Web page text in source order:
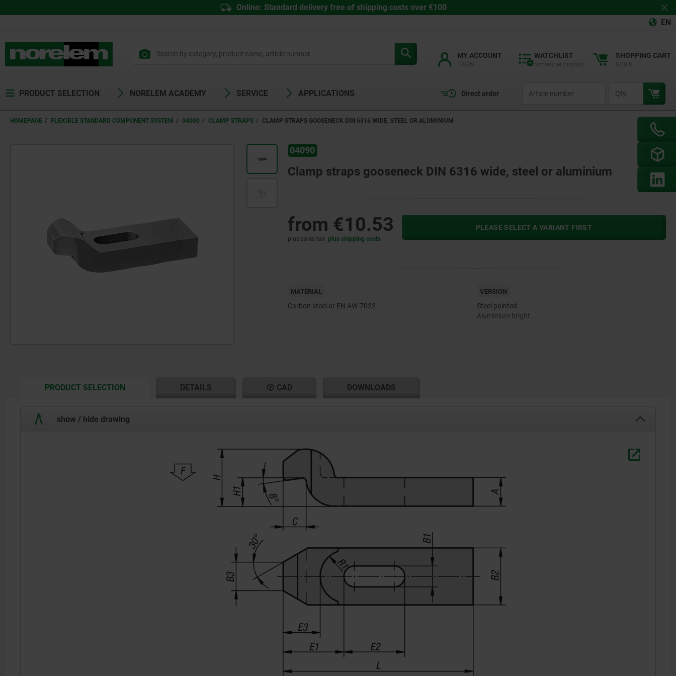
Online: Standard delivery free of shipping costs over €100
EN
MY ACCOUNT WATCHLIST SHOPPING CART
PRODUCT SELECTION NORELEM ACADEMY SERVICE APPLICATIONS Direct order
HOMEPAGE FLEXIBLE STANDARD COMPONENT SYSTEM 04000 CLAMP STRAPS CLAMP STRAPS GOOSENECK DIN 6316 WIDE, STEEL OR ALUMINIUM
04090
Clamp straps gooseneck DIN 6316 wide, steel or aluminium
from €10.53
plus sales tax plus shipping costs
PLEASE SELECT A VARIANT FIRST
MATERIAL
Carbon steel or EN AW-7022.
VERSION
Steel painted.
Aluminium bright.
PRODUCT SELECTIONCURRENT
DETAILS CAD DOWNLOADS
show / hide drawing